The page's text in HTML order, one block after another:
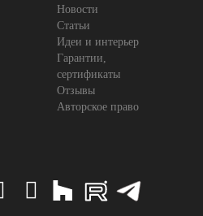
Новости
Статьи
Идеи и интерьер
Гарантии,
сертификаты
Отзывы
Авторское право